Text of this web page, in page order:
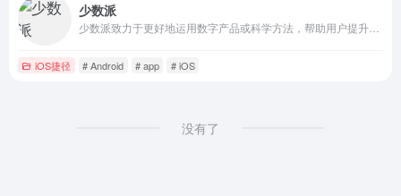
少数派
iOS捷径 # Android # app # iOS
没有了